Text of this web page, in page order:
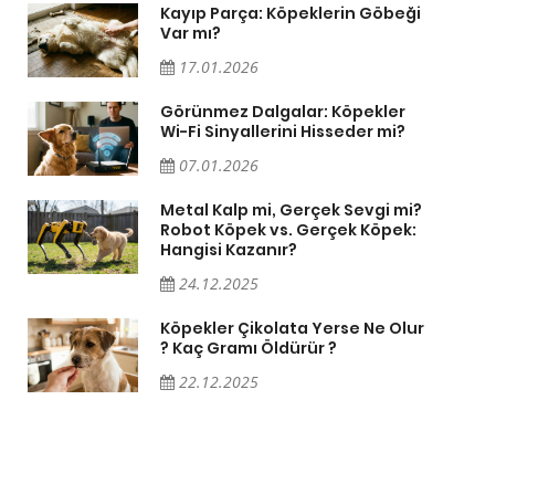
Kayıp Parça: Köpeklerin Göbeği
Var mı?
17.01.2026
Görünmez Dalgalar: Köpekler
Wi-Fi Sinyallerini Hisseder mi?
07.01.2026
Metal Kalp mi, Gerçek Sevgi mi?
Robot Köpek vs. Gerçek Köpek:
Hangisi Kazanır?
24.12.2025
Köpekler Çikolata Yerse Ne Olur
? Kaç Gramı Öldürür ?
22.12.2025